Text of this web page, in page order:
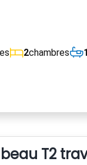
2chambres 1
beau T2